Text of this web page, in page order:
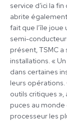
service d’ici la
abrite
fait que l’île
semi-
présent, TSMC
installations. «
dans certaines
leurs opérations.
outils critiques »,
puces au
processeur les